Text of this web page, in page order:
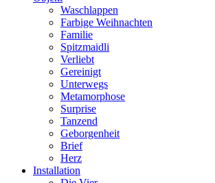
Waschlappen
Farbige Weihnachten
Familie
Spitzmaidli
Verliebt
Gereinigt
Unterwegs
Metamorphose
Surprise
Tanzend
Geborgenheit
Brief
Herz
Installation